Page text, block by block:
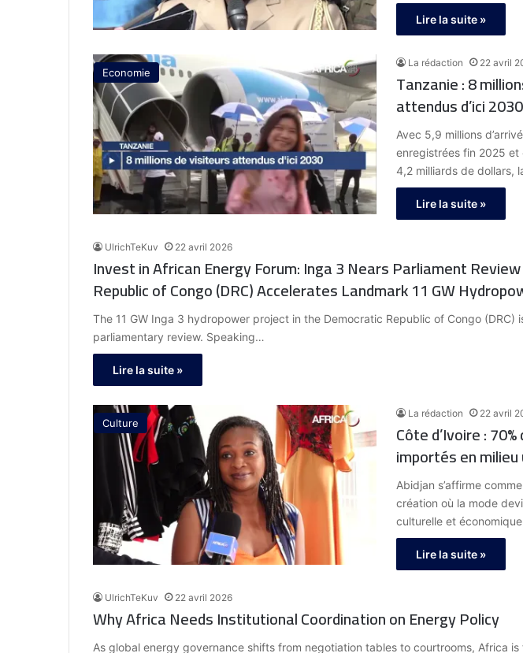
Lire la suite »
Economie
La rédaction 22 avril
Tanzanie : 8
attendus d’ici 2030
Avec 5,9 millions
enregistrées fin 2025 et
4,2 milliards de dollars,
Lire la suite »
UlrichTeKuv 22 avril 2026
Invest in African Energy Forum: Inga 3 Nears Parliament
Republic of Congo (DRC) Accelerates Landmark 11 GW
The 11 GW Inga 3 hydropower project in the Democratic Republic of Congo (DRC)
parliamentary review. Speaking…
Lire la suite »
Culture
La rédaction 22 avril
Côte d’Ivoire :
importés en milieu
Abidjan s’affirme
création où la mode
culturelle et
Lire la suite »
UlrichTeKuv 22 avril 2026
Why Africa Needs Institutional Coordination on Energy Policy
As global energy governance shifts from negotiation tables to courtrooms, Africa